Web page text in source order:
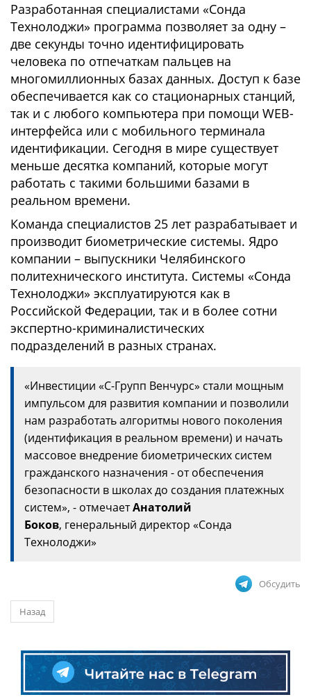
Разработанная специалистами «Сонда
Технолоджи» программа позволяет за одну –
две секунды точно идентифицировать
человека по отпечаткам пальцев на
многомиллионных базах данных. Доступ к базе
обеспечивается как со стационарных станций,
так и с любого компьютера при помощи WEB-
интерфейса или с мобильного терминала
идентификации. Сегодня в мире существует
меньше десятка компаний, которые могут
работать с такими большими базами в
реальном времени.
Команда специалистов 25 лет разрабатывает и
производит биометрические системы. Ядро
компании – выпускники Челябинского
политехнического института. Системы «Сонда
Технолоджи» эксплуатируются как в
Российской Федерации, так и в более сотни
экспертно-криминалистических
подразделений в разных странах.
«Инвестиции «С-Групп Венчурс» стали мощным
импульсом для развития компании и позволили
нам разработать алгоритмы нового поколения
(идентификация в реальном времени) и начать
массовое внедрение биометрических систем
гражданского назначения - от обеспечения
безопасности в школах до создания платежных
систем», - отмечаетАнатолий
Боков, генеральный директор «Сонда
Технолоджи»
Обсудить
Назад